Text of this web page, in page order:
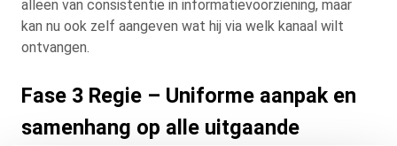
alleen van consistentie in informatievoorziening, maar
kan nu ook zelf aangeven wat hij via welk kanaal wilt
ontvangen.
Fase 3 Regie – Uniforme aanpak en
samenhang op alle uitgaande